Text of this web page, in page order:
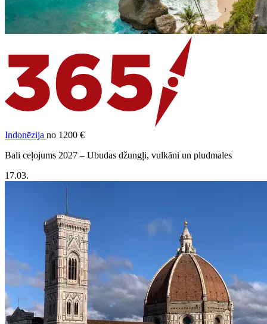
Indonēzija no 1200 €
Bali ceļojums 2027 – Ubudas džungļi, vulkāni un pludmales
17.03.